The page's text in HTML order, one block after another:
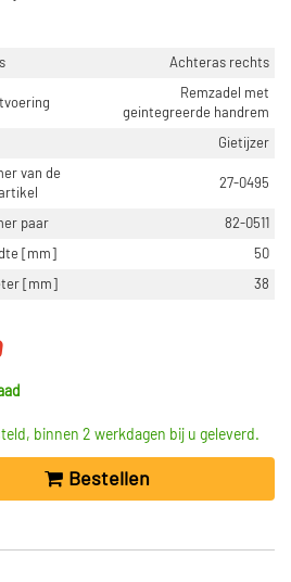
Achteras rechts
Remzadel met
geintegreerde handrem
Gietijzer
van de
27-0495
paar
82-0511
[mm]
50
[mm]
38
binnen 2 werkdagen bij u geleverd.
Bestellen